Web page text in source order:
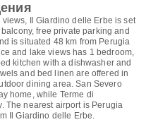
Il Giardino delle Erbe is set
free private parking and
is situated 48 km from Perugia
and lake views has 1 bedroom,
kitchen with a dishwasher and
and bed linen are offered in
dining area. San Severo
home, while Terme di
The nearest airport is Perugia
Il Giardino delle Erbe.